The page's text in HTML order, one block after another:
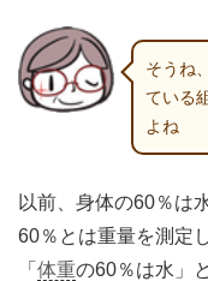
そうね
ている
よね
以前、身体の60％は
60％とは重量を測定
「 体重の60％は水」